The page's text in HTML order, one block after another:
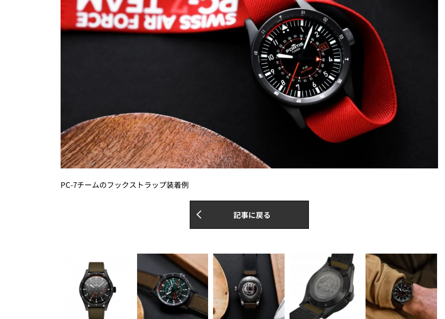
PC-7チームのフックストラップ装着例
記事に戻る